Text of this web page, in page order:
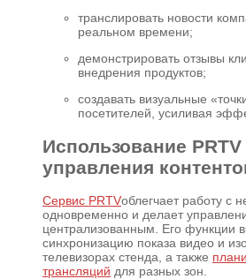
транслировать новости
реальном времени;
демонстрировать отзывы
внедрения продуктов;
создавать визуальные
посетителей, усиливая
Использование PRTV
управления
Сервис PRTVоблегчает работу с
одновременно и делает
централизованным. Его функции
синхронизацию показа видео и
телевизорах стенда, а также
трансляций для разных зон.